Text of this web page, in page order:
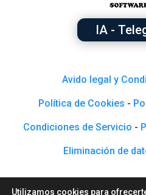
IA -
Avido legal y
Política de Cookies -
Condiciones de Servicio -
Eliminación de
Utilizamos cookies para